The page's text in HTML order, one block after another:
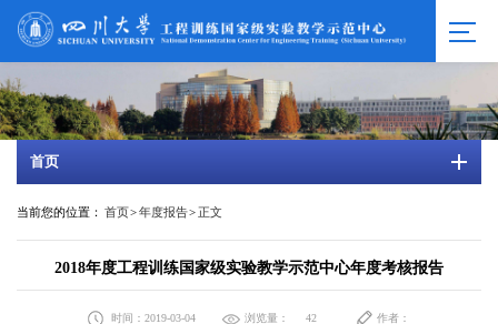
首页
当前您的位置： 首页>年度报告>正文
2018年度工程训练国家级实验教学示范中心年度考核报告
时间：2019-03-04 浏览量： 42 作者：